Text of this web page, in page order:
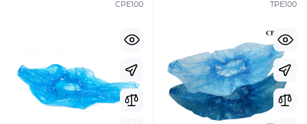
CPE100 TPE100